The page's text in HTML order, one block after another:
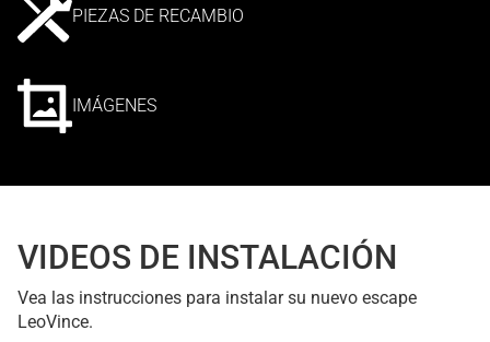
PIEZAS DE RECAMBIO
IMÁGENES
VIDEOS DE INSTALACIÓN
Vea las instrucciones para instalar su nuevo escape
LeoVince.